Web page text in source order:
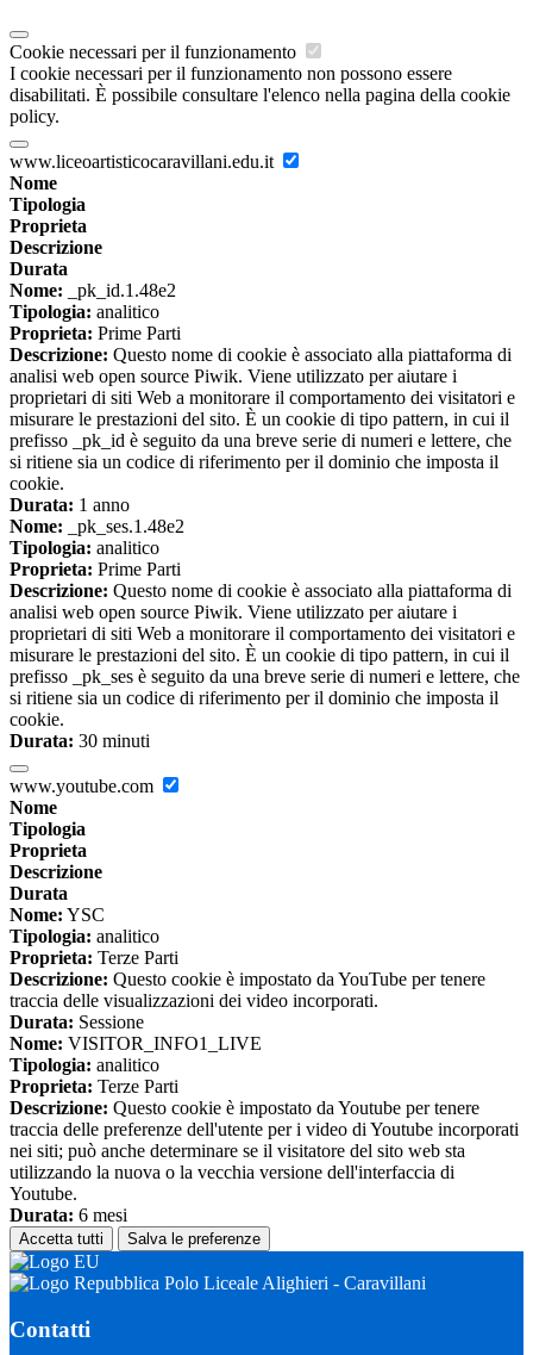
Cookie necessari per il funzionamento
I cookie necessari per il funzionamento non possono essere
disabilitati. È possibile consultare l'elenco nella pagina della cookie
policy.
www.liceoartisticocaravillani.edu.it
Nome
Tipologia
Proprieta
Descrizione
Durata
Nome: _pk_id.1.48e2
Tipologia: analitico
Proprieta: Prime Parti
Descrizione: Questo nome di cookie è associato alla piattaforma di
analisi web open source Piwik. Viene utilizzato per aiutare i
proprietari di siti Web a monitorare il comportamento dei visitatori e
misurare le prestazioni del sito. È un cookie di tipo pattern, in cui il
prefisso _pk_id è seguito da una breve serie di numeri e lettere, che
si ritiene sia un codice di riferimento per il dominio che imposta il
cookie.
Durata: 1 anno
Nome: _pk_ses.1.48e2
Tipologia: analitico
Proprieta: Prime Parti
Descrizione: Questo nome di cookie è associato alla piattaforma di
analisi web open source Piwik. Viene utilizzato per aiutare i
proprietari di siti Web a monitorare il comportamento dei visitatori e
misurare le prestazioni del sito. È un cookie di tipo pattern, in cui il
prefisso _pk_ses è seguito da una breve serie di numeri e lettere, che
si ritiene sia un codice di riferimento per il dominio che imposta il
cookie.
Durata: 30 minuti
www.youtube.com
Nome
Tipologia
Proprieta
Descrizione
Durata
Nome: YSC
Tipologia: analitico
Proprieta: Terze Parti
Descrizione: Questo cookie è impostato da YouTube per tenere
traccia delle visualizzazioni dei video incorporati.
Durata: Sessione
Nome: VISITOR_INFO1_LIVE
Tipologia: analitico
Proprieta: Terze Parti
Descrizione: Questo cookie è impostato da Youtube per tenere
traccia delle preferenze dell'utente per i video di Youtube incorporati
nei siti; può anche determinare se il visitatore del sito web sta
utilizzando la nuova o la vecchia versione dell'interfaccia di
Youtube.
Durata: 6 mesi
Accetta tutti Salva le preferenze
Polo Liceale Alighieri - Caravillani
Contatti